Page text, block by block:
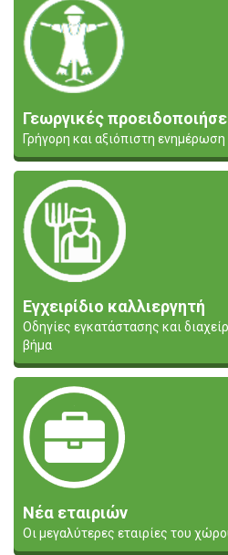
Γεωργικές
Γρήγορη και αξιόπιστη ενημέρωση
Εγχειρίδιο καλλιεργητή
Οδηγίες εγκατάστασης και
βήμα
Νέα εταιριών
Οι μεγαλύτερες εταιρίες του